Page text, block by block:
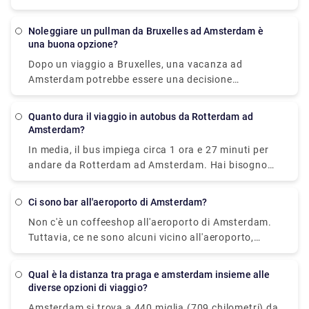
BlaBaBus offrono biglietti dell'autobus
regolari impiegano dalle 3 alle 4 ore e mezza per
impiegano 2 ore e 45 minuti per raggiungere
Amsterdam.
Noleggiare un pullman da Bruxelles ad Amsterdam è
una buona opzione?
Dopo un viaggio a Bruxelles, una vacanza ad
Amsterdam potrebbe essere una decisione
fantastica. Desideri andare ad Amsterdam in tutta
autobus offrono un'esperienza senza problemi e
divertimento di qualsiasi viaggio. È più strutturato,
divertente, interessante e sicuro viaggiare in
affidabile.
Quanto dura il viaggio in autobus da Rotterdam ad
Amsterdam?
In media, il bus impiega circa 1 ora e 27 minuti per
andare da Rotterdam ad Amsterdam. Hai bisogno
dei servizi di un trasferimento privato a Rotterdam?
aeroportuali in tutti i Paesi Bassi e viaggi d'affari,
possiamo fornire trasferimenti per la tua festa in
arrivo ad Amsterdam. Per ogni occasione, la nostra
flotta sarà a tua disposizione.
Ci sono bar all'aeroporto di Amsterdam?
Non c'è un coffeeshop all'aeroporto di Amsterdam.
Tuttavia, ce ne sono alcuni vicino all'aeroporto,
come Coffeeshop Superfly o Coffeeshop Ruthless
minuti di anticipo, potresti visitare uno di questi
Qual è la distanza tra praga e amsterdam insieme alle
diverse opzioni di viaggio?